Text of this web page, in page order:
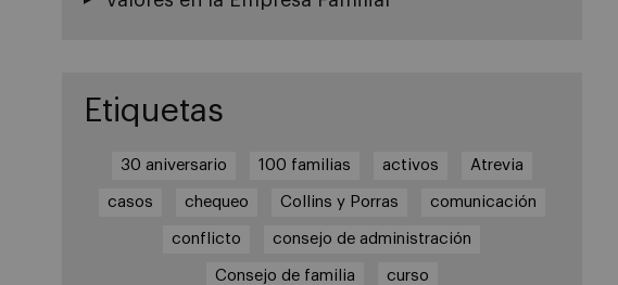
Etiquetas
30 aniversario 100 familias activos Atrevia
casos chequeo Collins y Porras comunicación
conflicto consejo de administración
Consejo de familia curso